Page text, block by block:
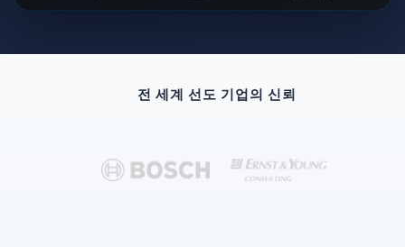
전 세계 선도 기업의 신뢰